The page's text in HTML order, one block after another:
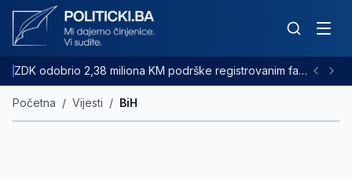
ZDK odobrio 2,38 miliona KM podrške registrovanim farmama goveda
Početna / Vijesti / BiH